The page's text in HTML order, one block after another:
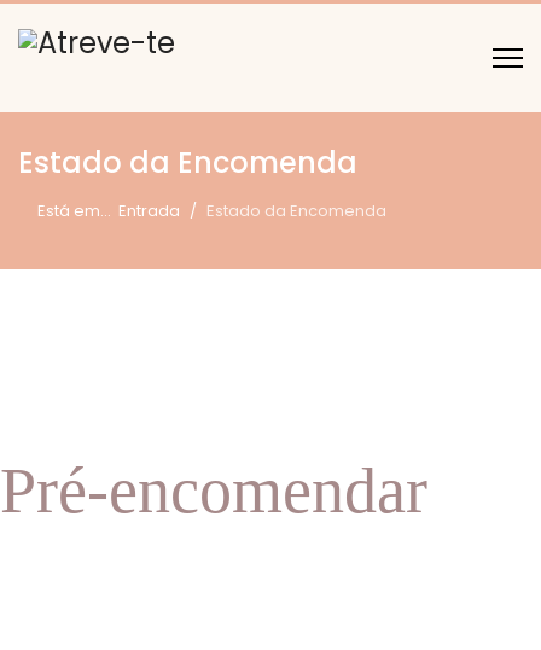
Estado da Encomenda
Está em... Entrada Estado da Encomenda
Pré-encomendar